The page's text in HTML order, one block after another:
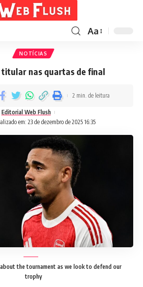
Aa
NOTÍCIAS
titular nas quartas de final
em: 23 de dezembro de 2025 16:35
Editorial Web Flush
2 min. de leitura
the tournament as we look to defend our
trophy